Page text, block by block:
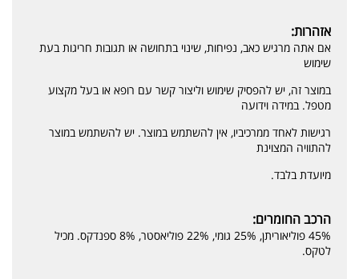
אזהרות:
אם אתה מרגיש כאב, נפיחות, שינוי בתחושה או תגובות חריגות בעת
שימוש
במוצר זה, יש להפסיק שימוש וליצור קשר עם רופא או בעל מקצוע
מטפל. במידה וידועה
רגישות לאחד ממרכיביו, אין להשתמש במוצר. יש להשתמש במוצר
להתוויה המצוינת
מיועדת בלבד.
הרכב החומרים:
45% פוליאוריתן, 25% גומי, 22% פוליאסטר, 8% ספנדקס. מכיל
לטקס.